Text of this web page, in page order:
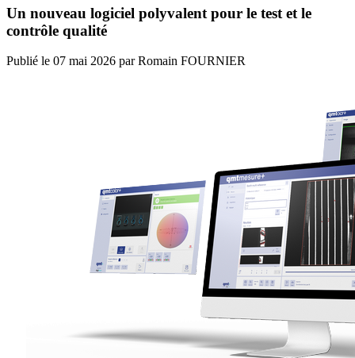
Un nouveau logiciel polyvalent pour le test et le
contrôle qualité
Publié le 07 mai 2026 parRomain FOURNIER